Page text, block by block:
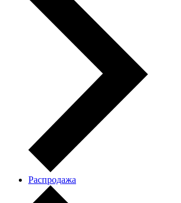
Распродажа